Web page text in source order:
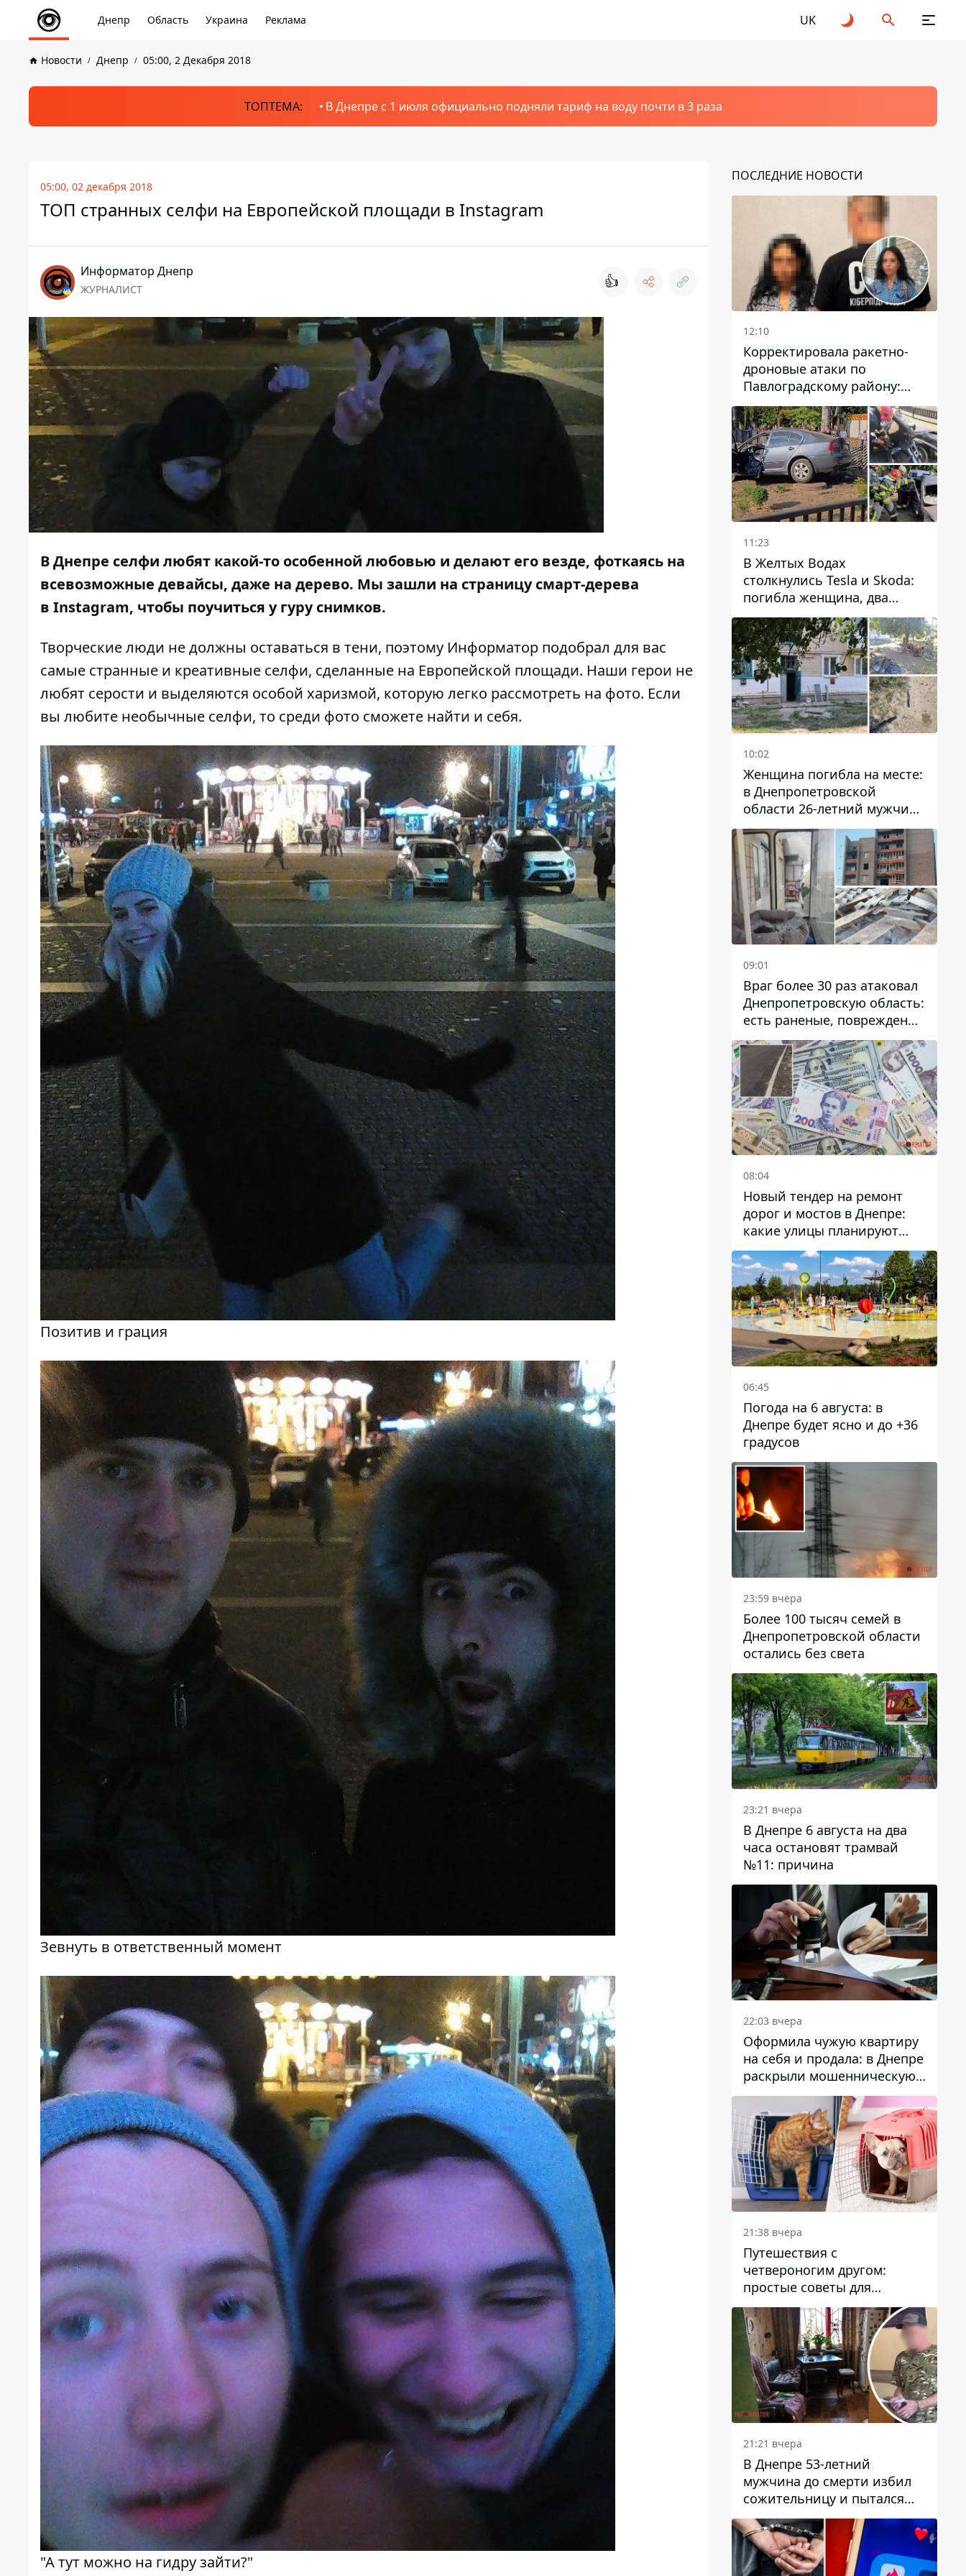
Днепр Область Украина Реклама UK
Новости Днепр 05:00, 2 Декабря 2018
ТОПТЕМА: В Днепре с 1 июля официально подняли тариф на воду почти в 3 раза
05:00, 02 декабря 2018
ТОП странных селфи на Европейской площади в Instagram
Информатор Днепр
ЖУРНАЛИСТ 👍
В Днепре селфи любят какой-то особенной любовью и делают его везде, фоткаясь на
всевозможные девайсы, даже на дерево. Мы зашли на страницу смарт-дерева
в Instagram, чтобы поучиться у гуру снимков.
Творческие люди не должны оставаться в тени, поэтому Информатор подобрал для вас
самые странные и креативные селфи, сделанные на Европейской площади. Наши герои не
любят серости и выделяются особой харизмой, которую легко рассмотреть на фото. Если
вы любите необычные селфи, то среди фото сможете найти и себя.
Позитив и грация
Зевнуть в ответственный момент
"А тут можно на гидру зайти?"
ПОСЛЕДНИЕ НОВОСТИ
12:10
Корректировала ракетно-
дроновые атаки по
Павлоградскому району:
задержали вражескую
агентку
11:23
В Желтых Водах
столкнулись Tesla и Skoda:
погибла женщина, два
человека пострадали
10:02
Женщина погибла на месте:
в Днепропетровской
области 26-летний мужчина
избил трех человек
металлическим предметом
09:01
Враг более 30 раз атаковал
Днепропетровскую область:
есть раненые, повреждены
лицей, дома и предприятия
08:04
Новый тендер на ремонт
дорог и мостов в Днепре:
какие улицы планируют
обновить и сколько
десятков миллионов гривен
на это хотят потратить
06:45
Погода на 6 августа: в
Днепре будет ясно и до +36
градусов
23:59 вчера
Более 100 тысяч семей в
Днепропетровской области
остались без света
23:21 вчера
В Днепре 6 августа на два
часа остановят трамвай
№11: причина
22:03 вчера
Оформила чужую квартиру
на себя и продала: в Днепре
раскрыли мошенническую
схему с недвижимостью
21:38 вчера
Путешествия с
четвероногим другом:
простые советы для
поездок с животными
21:21 вчера
В Днепре 53-летний
мужчина до смерти избил
сожительницу и пытался
скрыть преступление:
детали